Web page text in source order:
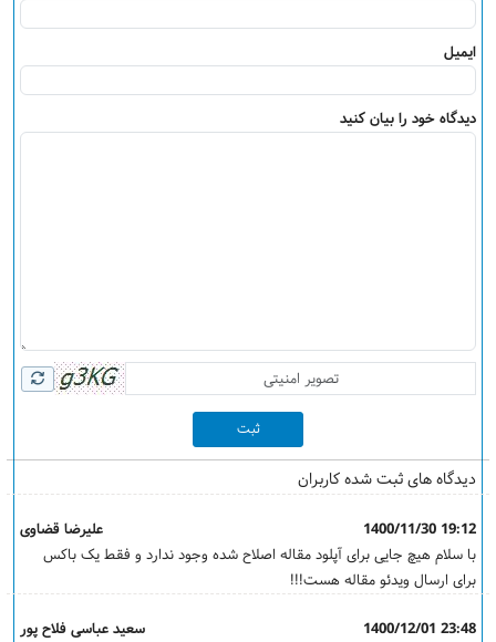
ایمیل
دیدگاه خود را بیان کنید
ثبت
دیدگاه های ثبت شده کاربران
علیرضا قضاوی
1400/11/30 19:12
با سلام هیچ جایی برای آپلود مقاله اصلاح شده وجود ندارد و فقط یک باکس
برای ارسال ویدئو مقاله هست!!!
سعید عباسی فلاح پور
1400/12/01 23:48